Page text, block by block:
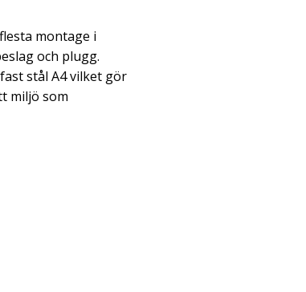
montage i
och plugg.
stål A4 vilket gör
miljö som